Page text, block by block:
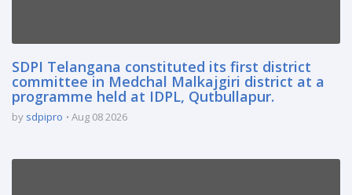
SDPI Telangana constituted its first district
committee in Medchal Malkajgiri district at a
programme held at IDPL, Qutbullapur.
by sdpipro Aug 08 2026